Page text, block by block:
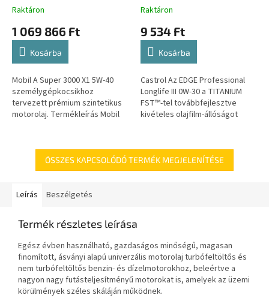
Raktáron
1 069 866 Ft
Kosárba
Mobil A Super 3000 X1 5W-40
személygépkocsikhoz
tervezett prémium szintetikus
motorolaj. Termékleírás Mobil
szintetikus motorolajok,...
Raktáron
9 534 Ft
Kosárba
Castrol Az EDGE Professional
Longlife III 0W-30 a TITANIUM
FST™-tel továbbfejlesztve
kivételes olajfilm-állóságot
működő...
ÖSSZES KAPCSOLÓDÓ TERMÉK MEGJELENÍTÉSE
Leírás Beszélgetés
Termék részletes leírása
Egész évben használható, gazdaságos minőségű, magasan
finomított, ásványi alapú univerzális motorolaj turbófeltöltős és
nem turbófeltöltős benzin- és dízelmotorokhoz, beleértve a
nagyon nagy futásteljesítményű motorokat is, amelyek az üzemi
körülmények széles skáláján működnek.